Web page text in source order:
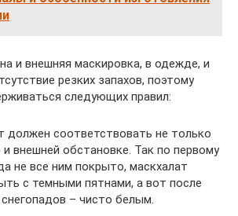
и внешняя маскировка, в одежде, и
резких запахов, поэтому
следующих правил:
должен соответствовать не только
и внешней обстановке. Так по первому
не все ним покрыто, маскхалат
с темными пятнами, а вот после
– чисто белым.